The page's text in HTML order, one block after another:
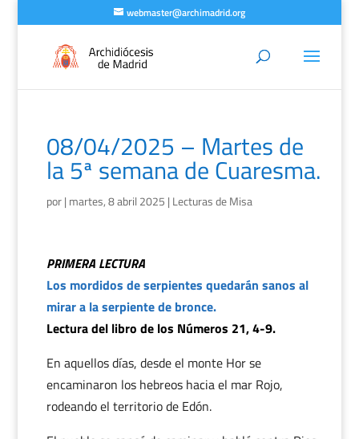
webmaster@archimadrid.org
08/04/2025 – Martes de
la 5ª semana de Cuaresma.
por| martes, 8 abril 2025 | Lecturas de Misa
PRIMERA LECTURA
Los mordidos de serpientes quedarán sanos al
mirar a la serpiente de bronce.
Lectura del libro de los Números 21, 4-9.
En aquellos días, desde el monte Hor se
encaminaron los hebreos hacia el mar Rojo,
rodeando el territorio de Edón.